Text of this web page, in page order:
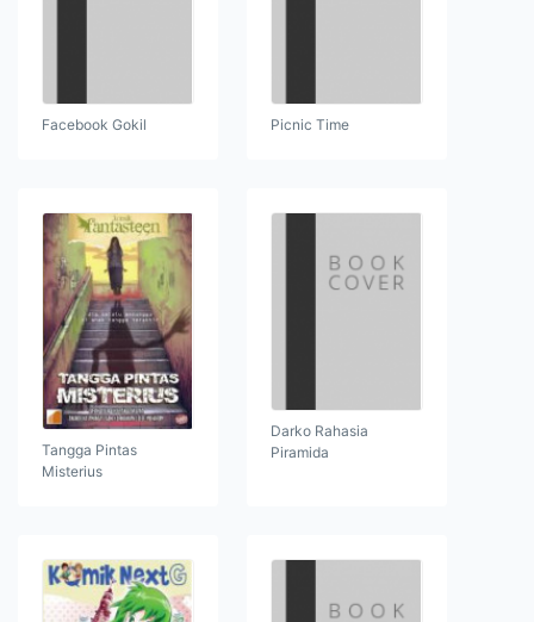
Facebook Gokil Picnic Time
Tangga Pintas
Misterius
Darko Rahasia
Piramida